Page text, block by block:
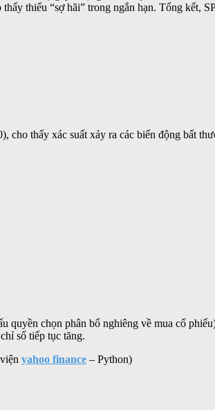
thiếu “sợ hãi” trong ngắn hạn. Tổng kết,
thấy xác suất xảy ra các biến động bất
chọn phân bổ nghiêng về mua cổ
số tiếp tục tăng.
yahoo finance – Python)